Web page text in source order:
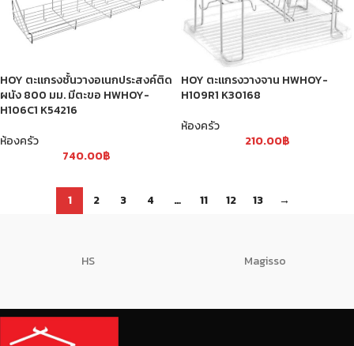
HOY ตะแกรงชั้นวางอเนกประสงค์ติด
ผนัง 800 มม. มีตะขอ HWHOY-
H106C1 K54216
ห้องครัว
740.00฿
HOY ตะแกรงวางจาน HWHOY-
H109R1 K30168
ห้องครัว
210.00฿
1 2 3 4 … 11 12 13 →
HS Magisso